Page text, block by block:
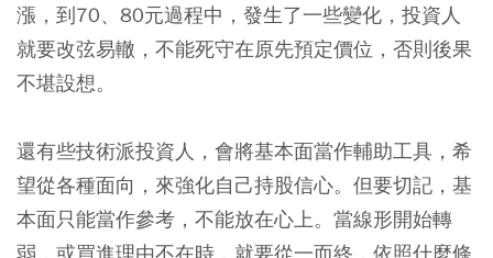
漲，到70、80元過程中，發生了一些變化，投資人
就要改弦易轍，不能死守在原先預定價位，否則後果
不堪設想。
還有些技術派投資人，會將基本面當作輔助工具，希
望從各種面向，來強化自己持股信心。但要切記，基
本面只能當作參考，不能放在心上。當線形開始轉
弱，或買進理由不在時，就要從一而終，依照什麼條